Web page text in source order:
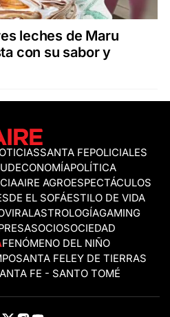
leches de Maru
con su sabor y
SANTA FEPOLICIALES
ECONOMÍAPOLÍTICA
AIRE AGROESPECTÁCULOS
EL SOFÁESTILO DE VIDA
VIRALASTROLOGÍAGAMING
OCIOSOCIEDAD
FENÓMENO DEL NIÑO
SANTA FELEY DE TIERRAS
FE - SANTO TOMÉ